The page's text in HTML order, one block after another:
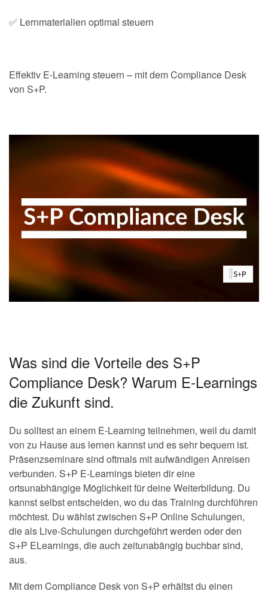
✅ Lernmaterialien optimal steuern
Effektiv E-Learning steuern – mit dem Compliance Desk
von S+P.
Was sind die Vorteile des S+P
Compliance Desk? Warum E-Learnings
die Zukunft sind.
Du solltest an einem E-Learning teilnehmen, weil du damit
von zu Hause aus lernen kannst und es sehr bequem ist.
Präsenzseminare sind oftmals mit aufwändigen Anreisen
verbunden. S+P E-Learnings bieten dir eine
ortsunabhängige Möglichkeit für deine Weiterbildung. Du
kannst selbst entscheiden, wo du das Training durchführen
möchtest. Du wählst zwischen S+P Online Schulungen,
die als Live-Schulungen durchgeführt werden oder den
S+P ELearnings, die auch zeitunabängig buchbar sind,
aus.
Mit dem Compliance Desk von S+P erhältst du einen